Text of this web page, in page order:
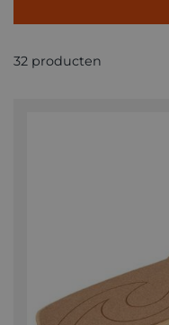
32 producten